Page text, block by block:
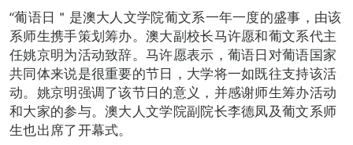
“葡语日＂是澳大人文学院葡文系一年一度的盛事，由该
系师生携手策划筹办。澳大副校长马许愿和葡文系代主
任姚京明为活动致辞。马许愿表示，葡语日对葡语国家
共同体来说是很重要的节日，大学将一如既往支持该活
动。姚京明强调了该节日的意义，并感谢师生筹办活动
和大家的参与。澳大人文学院副院长李德凤及葡文系师
生也出席了开幕式。